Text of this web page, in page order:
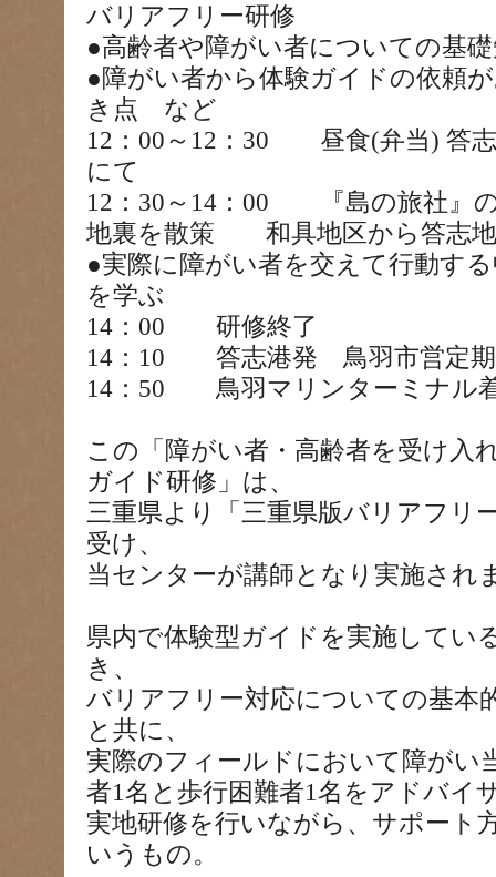
バリアフリー研修
●高齢者や障がい者についての基
●障がい者から体験ガイドの依頼
き点 など
12：00～12：30 昼食(弁当) 答
にて
12：30～14：00 『島の旅社』
地裏を散策 和具地区から答志
●実際に障がい者を交えて行動す
を学ぶ
14：00 研修終了
14：10 答志港発 鳥羽市営定
14：50 鳥羽マリンターミナ
この「障がい者・高齢者を受け入
ガイド研修」は、
三重県より「三重県版バリアフリ
受け、
当センターが講師となり実施され
県内で体験型ガイドを実施してい
き、
バリアフリー対応についての基本
と共に、
実際のフィールドにおいて障がい
者1名と歩行困難者1名をアドバイ
実地研修を行いながら、サポート
いうもの。